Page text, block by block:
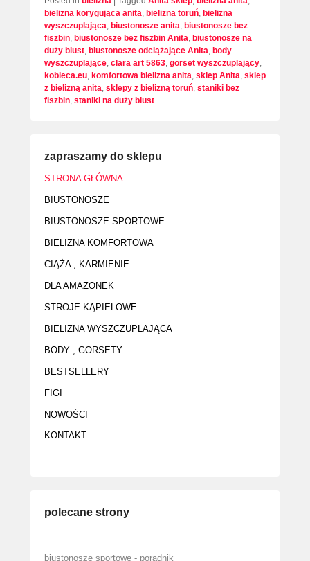
bielizna korygująca anita, bielizna toruń, bielizna
wyszczuplająca, biustonosze anita, biustonosze bez
fiszbin, biustonosze bez fiszbin Anita, biustonosze na
duży biust, biustonosze odciążające Anita, body
wyszczuplające, clara art 5863, gorset wyszczuplający,
kobieca.eu, komfortowa bielizna anita, sklep Anita, sklep
z bielizną anita, sklepy z bielizną toruń, staniki bez
fiszbin, staniki na duży biust
zapraszamy do sklepu
STRONA GŁÓWNA
BIUSTONOSZE
BIUSTONOSZE SPORTOWE
BIELIZNA KOMFORTOWA
CIĄŻA , KARMIENIE
DLA AMAZONEK
STROJE KĄPIELOWE
BIELIZNA WYSZCZUPLAJĄCA
BODY , GORSETY
BESTSELLERY
FIGI
NOWOŚCI
KONTAKT
polecane strony
biustonosze sportowe - poradnik